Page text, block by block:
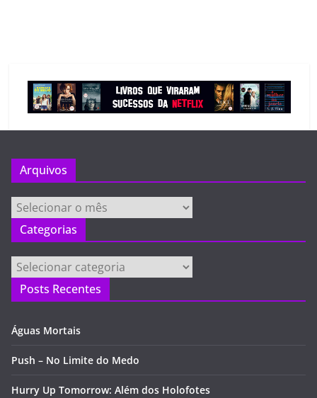
Arquivos
Arquivos
Categorias
Categorias
Posts Recentes
Águas Mortais
Push – No Limite do Medo
Hurry Up Tomorrow: Além dos Holofotes